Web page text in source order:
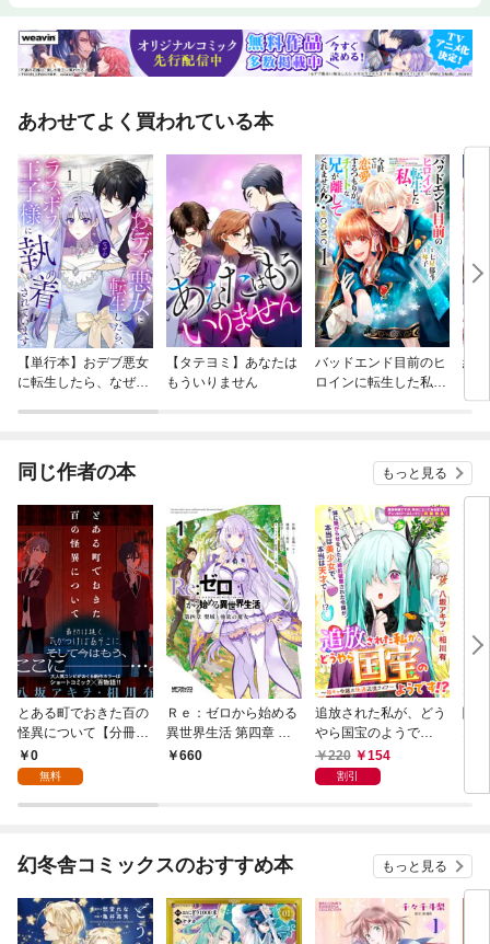
あわせてよく買われている本
【単行本】おデブ悪女
に転生したら、なぜか
【タテヨミ】あなたは
もういりません
バッドエンド目前のヒ
ロインに転生した私、
結
同じ作者の本 もっと見る
とある町でおきた百の
怪異について【分冊
版】: 1
0
無料
Ｒｅ：ゼロから始める
異世界生活 第四章 聖
域と強欲の魔女 1
660
追放された私が、どう
やら国宝のようで
す！？ ～陰キャ令嬢の
快適辺境ライフ～
220 154
割引
幻冬舎コミックスのおすすめ本 もっと見る